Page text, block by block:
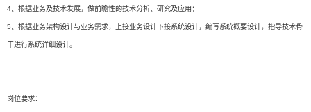
4、根据业务及技术发展，做前瞻性的技术分析、研究及应用；
5、根据业务架构设计与业务需求，上接业务设计下接系统设计，编写系统概要设计，指导技术骨
干进行系统详细设计。
岗位要求：